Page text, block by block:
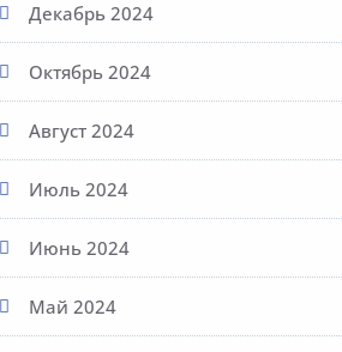
Декабрь 2024
Октябрь 2024
Август 2024
Июль 2024
Июнь 2024
Май 2024